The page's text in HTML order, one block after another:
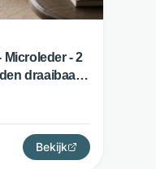
Microleder - 2
draaibaar -
Bekijk